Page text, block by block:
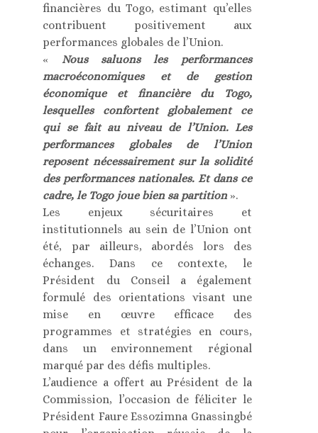
financières du Togo, estimant qu’elles
contribuent positivement aux
performances globales de l’Union.
« Nous saluons les performances
macroéconomiques et de gestion
économique et financière du Togo,
lesquelles confortent globalement ce
qui se fait au niveau de l’Union. Les
performances globales de l’Union
reposent nécessairement sur la solidité
des performances nationales. Et dans ce
cadre, le Togo joue bien sa partition ».
Les enjeux sécuritaires et
institutionnels au sein de l’Union ont
été, par ailleurs, abordés lors des
échanges. Dans ce contexte, le
Président du Conseil a également
formulé des orientations visant une
mise en œuvre efficace des
programmes et stratégies en cours,
dans un environnement régional
marqué par des défis multiples.
L’audience a offert au Président de la
Commission, l’occasion de féliciter le
Président Faure Essozimna Gnassingbé